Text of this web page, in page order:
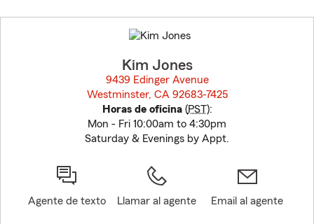
to
before
Kim Jones
9439 Edinger Avenue
Westminster, CA 92683-7425
Horas de oficina(PST):
Mon - Fri 10:00am to 4:30pm
Saturday & Evenings by Appt.
Agente de texto Llamar al agente Email al agente